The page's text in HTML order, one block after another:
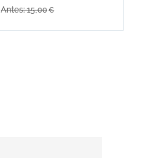
Antes: 15,00€